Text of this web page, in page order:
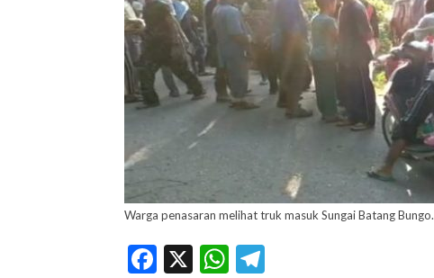
Warga penasaran melihat truk masuk Sungai Batang Bungo.
Facebook
X WhatsApp